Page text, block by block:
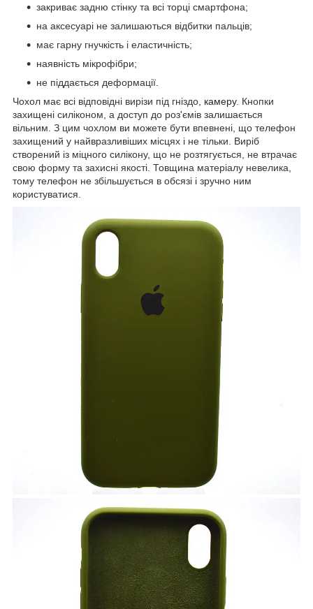
закриває задню стінку та всі торці смартфона;
на аксесуарі не залишаються відбитки пальців;
має гарну гнучкість і еластичність;
наявність мікрофібри;
не піддається деформації.
Чохол має всі відповідні вирізи під гніздо, камеру. Кнопки
захищені силіконом, а доступ до роз'ємів залишається
вільним. З цим чохлом ви можете бути впевнені, що телефон
захищений у найвразливіших місцях і не тільки. Виріб
створений із міцного силікону, що не розтягується, не втрачає
свою форму та захисні якості. Товщина матеріалу невелика,
тому телефон не збільшується в обсязі і зручно ним
користуватися.